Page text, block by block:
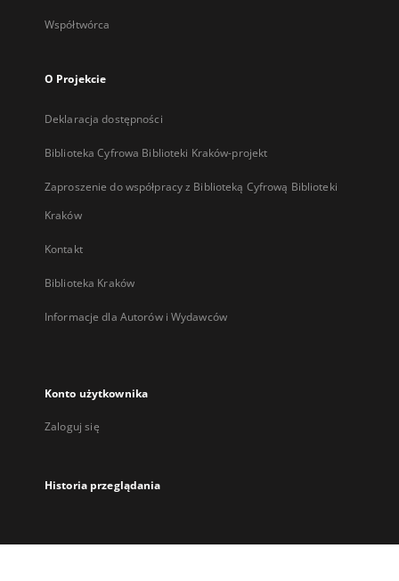
Współtwórca
O Projekcie
Deklaracja dostępności
Biblioteka Cyfrowa Biblioteki Kraków-projekt
Zaproszenie do współpracy z Biblioteką Cyfrową Biblioteki
Kraków
Kontakt
Biblioteka Kraków
Informacje dla Autorów i Wydawców
Konto użytkownika
Zaloguj się
Historia przeglądania